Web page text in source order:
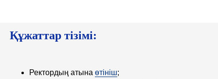
Құжаттар тізімі:
Ректордың атына өтініш;